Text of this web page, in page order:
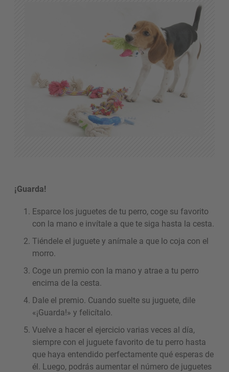
¡Guarda!
Esparce los juguetes de tu perro, coge su favorito
con la mano e invítale a que te siga hasta la cesta.
Tiéndele el juguete y anímale a que lo coja con el
morro.
Coge un premio con la mano y atrae a tu perro
encima de la cesta.
Dale el premio. Cuando suelte su juguete, dile
«¡Guarda!» y felicítalo.
Vuelve a hacer el ejercicio varias veces al día,
siempre con el juguete favorito de tu perro hasta
que haya entendido perfectamente qué esperas de
él. Luego, podrás aumentar el número de juguetes